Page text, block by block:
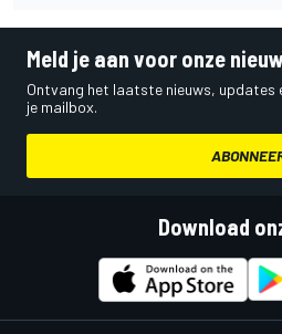
Meld je aan voor onze
Ontvang het laatste nieuws, updates
je mailbox.
Download